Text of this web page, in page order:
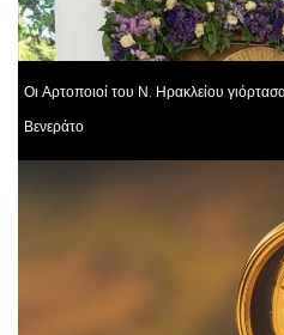
Οι Αρτοποιοί του Ν. Ηρακλείου
Βενεράτο